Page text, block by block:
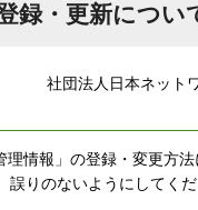
録・更新につい
社団法人日本ネット
情報」の登録・変更方
りのないようにしてくだ